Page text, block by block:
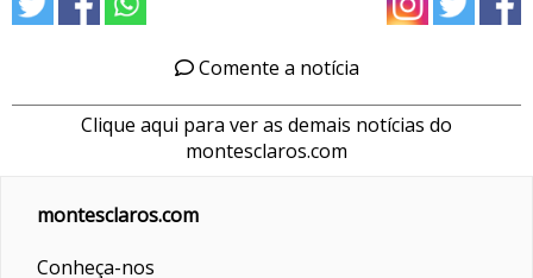
Comente a notícia
Clique aqui para ver as demais notícias do
montesclaros.com
montesclaros.com
Conheça-nos